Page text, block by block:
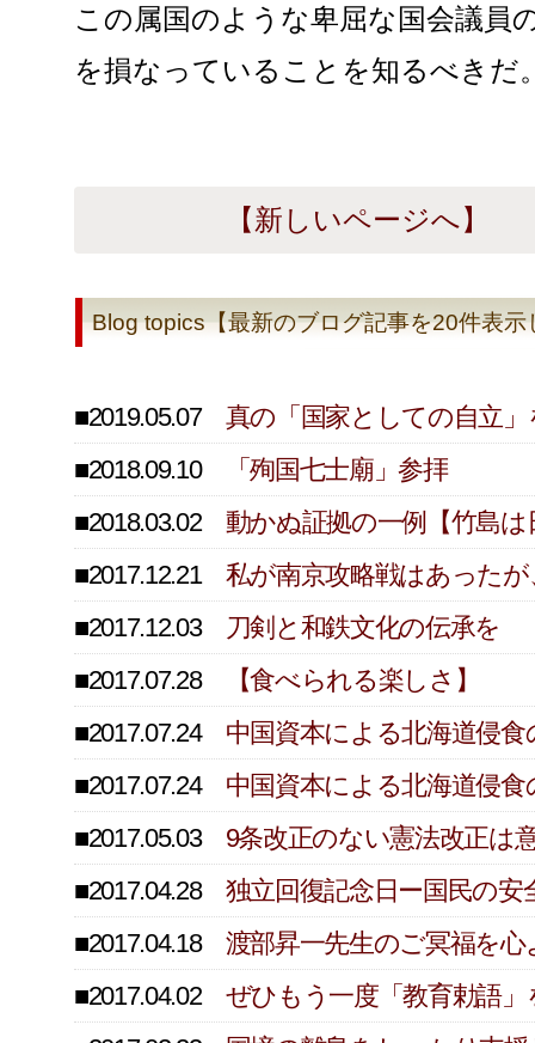
この属国のような卑屈な国会議員
を損なっていることを知るべきだ
【新しいページへ】
Blog topics【最新のブログ記事を20件表示
■2019.05.07 真の「国家としての自立」
■2018.09.10
「殉国七士廟」参拝
■2018.03.02 動かぬ証拠の一例【竹島は
■2017.12.21 私が南京攻略戦はあった
■2017.12.03 刀剣と和鉄文化の伝承を
■2017.07.28
【食べられる楽しさ】
■2017.07.24 中国資本による北海道侵食
■2017.07.24 中国資本による北海道侵食
■2017.05.03 9条改正のない憲法改正は
■2017.04.28 独立回復記念日ー国民の
■2017.04.18 渡部昇一先生のご冥福を
■2017.04.02 ぜひもう一度「教育勅語